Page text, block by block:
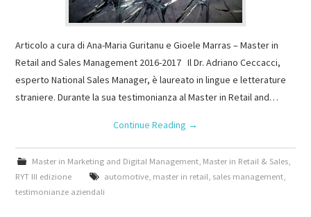
Articolo a cura di Ana-Maria Guritanu e Gioele Marras – Master in
Retail and Sales Management 2016-2017 Il Dr. Adriano Ceccacci,
esperto National Sales Manager, è laureato in lingue e letterature
straniere. Durante la sua testimonianza al Master in Retail and…
Continue Reading →
Master in Marketing and Digital Management, Master in Retail & Sales,
RYT III edizione
automotive, master in retail sales management,
testimonianze aziendali